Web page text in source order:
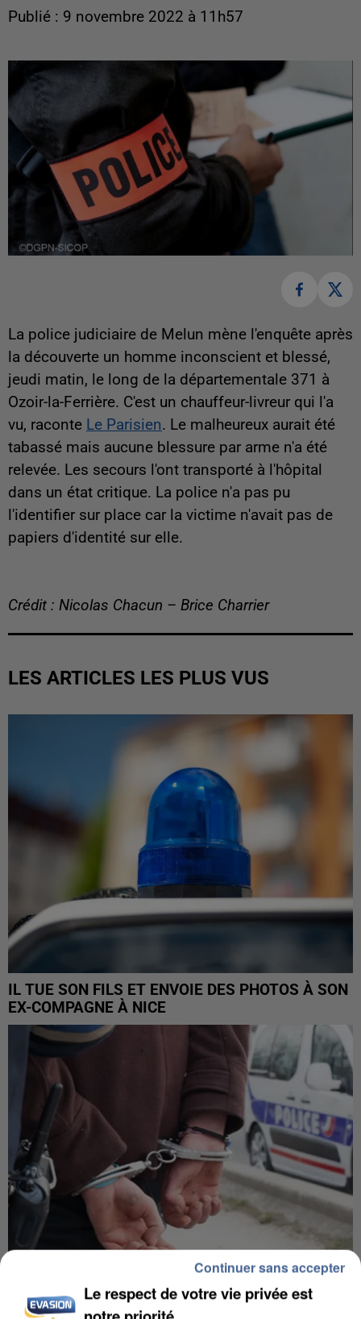
Publié : 9 novembre 2022 à 11h57
La police judiciaire de Melun mène l'enquête après
la découverte un homme inconscient et blessé,
jeudi matin, le long de la départementale 371 à
Ozoir-la-Ferrière. C'est un chauffeur-livreur qui l'a
vu, raconte Le Parisien. Le malheureux aurait été
tabassé mais aucune blessure par arme n'a été
relevée. Les secours l'ont transporté à l'hôpital
dans un état critique. La police n'a pas pu
l'identifier sur place car la victime n'avait pas de
papiers d'identité sur elle.
Crédit : Nicolas Chacun – Brice Charrier
LES ARTICLES LES PLUS VUS
IL TUE SON FILS ET ENVOIE DES PHOTOS À SON
EX-COMPAGNE À NICE
L’UN DES FONDATEURS SUPPOSÉS DE LA DZ
Le respect de votre vie privée est
Continuer sans accepter